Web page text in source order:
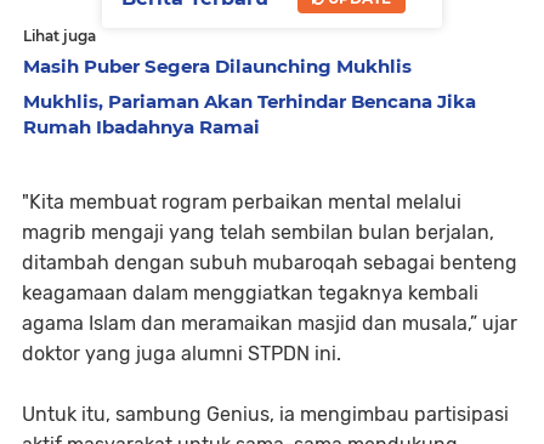
Lihat juga
Masih Puber Segera Dilaunching Mukhlis
Mukhlis, Pariaman Akan Terhindar Bencana Jika
Rumah Ibadahnya Ramai
"Kita membuat rogram perbaikan mental melalui
magrib mengaji yang telah sembilan bulan berjalan,
ditambah dengan subuh mubaroqah sebagai benteng
keagamaan dalam menggiatkan tegaknya kembali
agama Islam dan meramaikan masjid dan musala,” ujar
doktor yang juga alumni STPDN ini.
Untuk itu, sambung Genius, ia mengimbau partisipasi